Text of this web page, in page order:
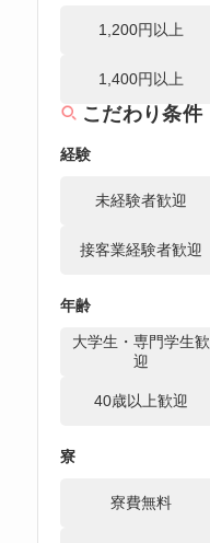
1,200円以上
1,400円以上
こだわり条件
経験
未経験者歓迎
接客業経験者歓迎
年齢
大学生・専門学生歓
迎
40歳以上歓迎
寮
寮費無料